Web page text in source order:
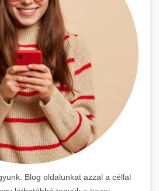
Blog oldalunkat azzal a céllal